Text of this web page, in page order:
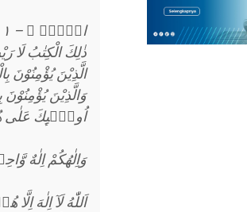
الۤمّۤ ۚ – ١
ذٰلِكَ الْكِتٰبُ
الَّذِيْنَ يُؤْمِنُوْنَ
وَالَّذِيْنَ
اُولٰۤىِٕكَ عَلٰى
وَاِلٰهُكُمْ اِلٰهٌ
اَللّٰهُ لَآ اِلٰهَ